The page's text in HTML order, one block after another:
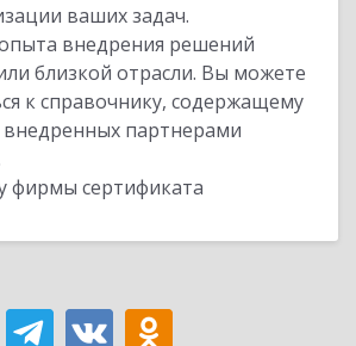
ваших задач.
внедрения решений
близкой отрасли. Вы можете
к справочнику, содержащему
партнерами
фирмы сертификата